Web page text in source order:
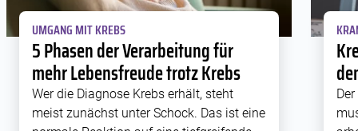
UMGANG MIT KREBS
5 Phasen der Verarbeitung für
mehr Lebensfreude trotz Krebs
Wer die Diagnose Krebs erhält, steht
meist zunächst unter Schock. Das ist eine